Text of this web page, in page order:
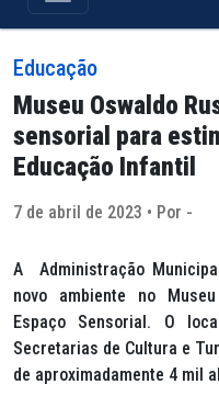
Educação
Museu Oswaldo
sensorial para
Educação Infantil
7 de abril de 2023 • Por -
A Administração
novo ambiente no
Espaço Sensorial. O
Secretarias de Cultura e
de aproximadamente 4 mil